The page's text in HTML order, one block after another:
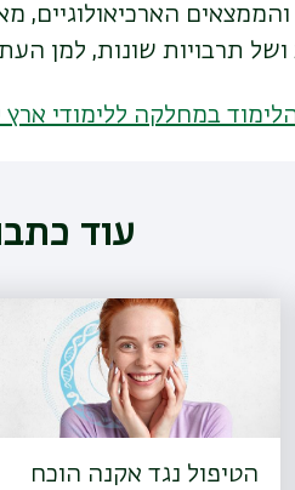
הארכיאולוגיים,
ושל תרבויות שונות, למן
במחלקה ללימודי ארץ
עוד
הטיפול נגד אקנה הוכח